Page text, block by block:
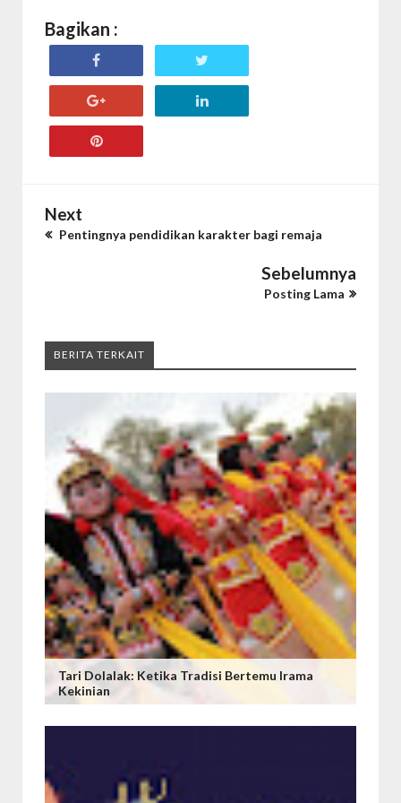
Bagikan :
Next
Pentingnya pendidikan karakter bagi remaja
Sebelumnya
Posting Lama
BERITA TERKAIT
Tari Dolalak: Ketika Tradisi Bertemu Irama
Kekinian